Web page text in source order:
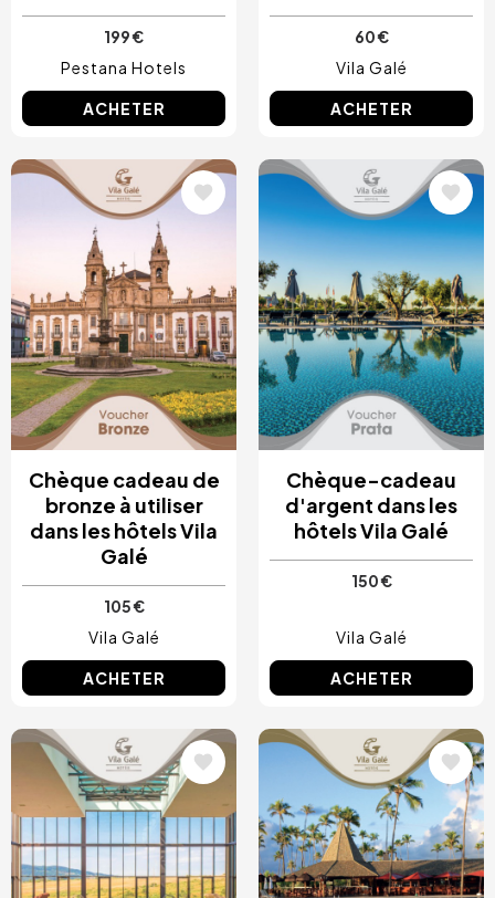
199 €
Pestana Hotels
ACHETER
60 €
Vila Galé
ACHETER
Image
Chèque cadeau de
bronze à utiliser
dans les hôtels Vila
Galé
105 €
Vila Galé
ACHETER
Image
Chèque-cadeau
d'argent dans les
hôtels Vila Galé
150 €
Vila Galé
ACHETER
Image Image